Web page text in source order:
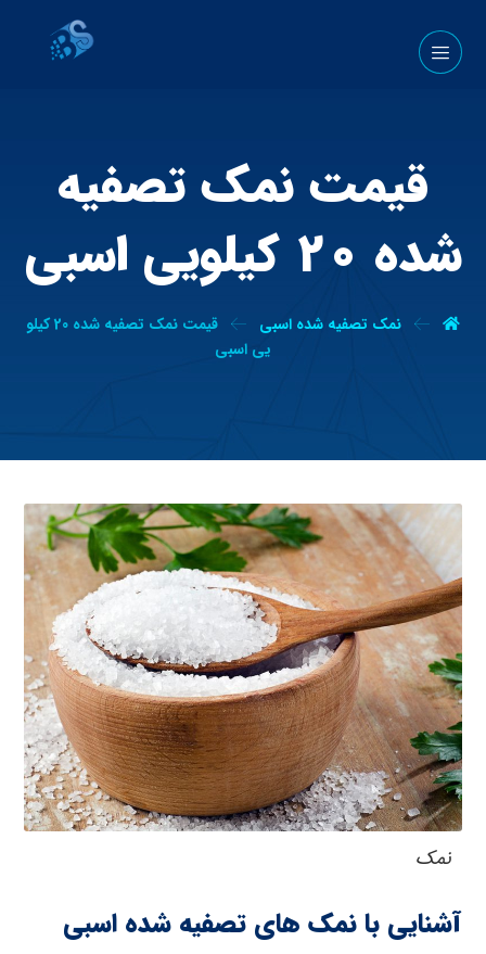
قیمت نمک تصفیه
شده 20 کیلویی اسبی
نمک تصفیه شده اسبی
قیمت نمک تصفیه شده 20 کیلو
یی اسبی
نمک
آشنایی با نمک های تصفیه شده اسبی